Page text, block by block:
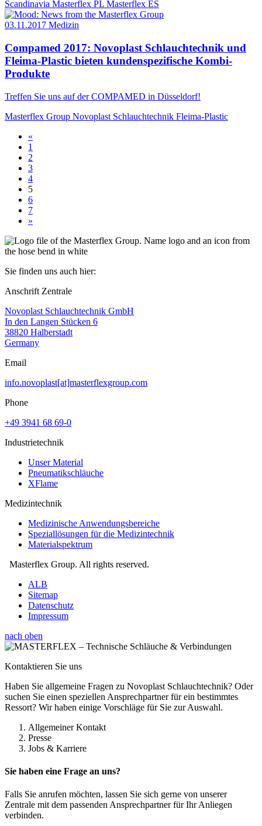
Scandinavia Masterflex PL Masterflex ES
03.11.2017 Medizin
Compamed 2017: Novoplast Schlauchtechnik und
Fleima-Plastic bieten kundenspezifische Kombi-
Produkte
Treffen Sie uns auf der COMPAMED in Düsseldorf!
Masterflex Group Novoplast Schlauchtechnik Fleima-Plastic
«
1
2
3
4
5
6
7
»
Sie finden uns auch hier:
Anschrift Zentrale
Novoplast Schlauchtechnik GmbH
In den Langen Stücken 6
38820 Halberstadt
Germany
Email
info.novoplast[at]masterflexgroup.com
Phone
+49 3941 68 69-0
Industrietechnik
Unser Material
Pneumatikschläuche
XFlame
Medizintechnik
Medizinische Anwendungsbereiche
Speziallösungen für die Medizintechnik
Materialspektrum
Masterflex Group. All rights reserved.
ALB
Sitemap
Datenschutz
Impressum
nach oben
Kontaktieren Sie uns
Haben Sie allgemeine Fragen zu Novoplast Schlauchtechnik? Oder
suchen Sie einen speziellen Ansprechpartner für ein bestimmtes
Ressort? Wir haben einige Vorschläge für Sie zur Auswahl.
Allgemeiner Kontakt
Presse
Jobs & Karriere
Sie haben eine Frage an uns?
Falls Sie anrufen möchten, lassen Sie sich gerne von unserer
Zentrale mit dem passenden Ansprechpartner für Ihr Anliegen
verbinden.